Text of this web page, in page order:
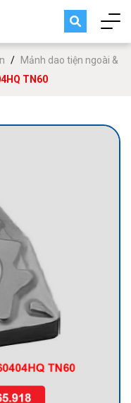
Mảnh dao tiện ngoài &
TN60